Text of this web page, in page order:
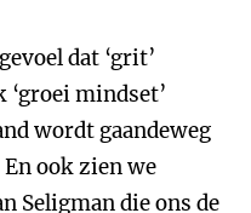
dat ‘grit’
‘groei mindset’
wordt gaandeweg
ook zien we
Seligman die ons de